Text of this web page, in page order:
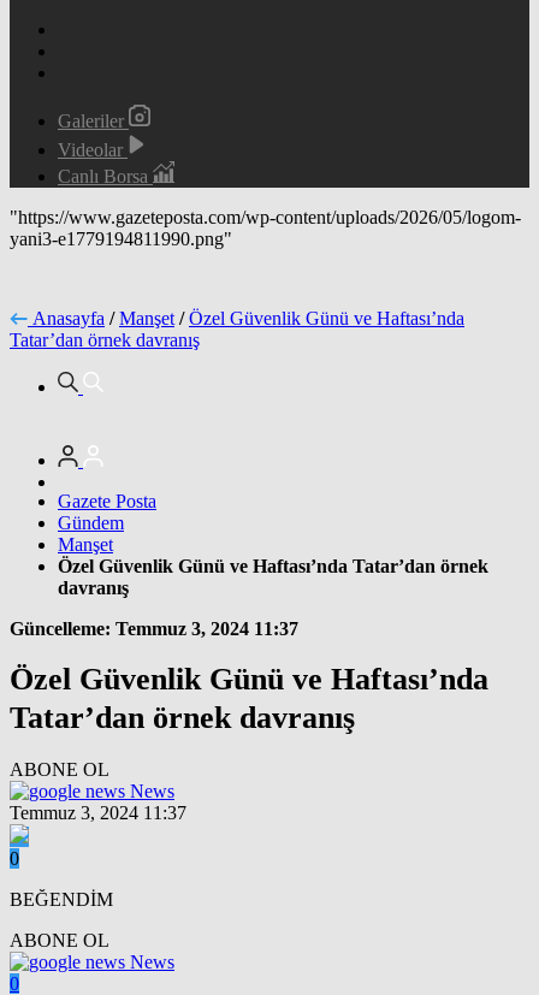
Galeriler
Videolar
Canlı Borsa
"https://www.gazeteposta.com/wp-content/uploads/2026/05/logom-
yani3-e1779194811990.png"
Anasayfa / Manşet / Özel Güvenlik Günü ve Haftası’nda
Tatar’dan örnek davranış
Gazete Posta
Gündem
Manşet
Özel Güvenlik Günü ve Haftası’nda Tatar’dan örnek
davranış
Güncelleme: Temmuz 3, 2024 11:37
Özel Güvenlik Günü ve Haftası’nda
Tatar’dan örnek davranış
ABONE OL
News
Temmuz 3, 2024 11:37
0
BEĞENDİM
ABONE OL
News
0